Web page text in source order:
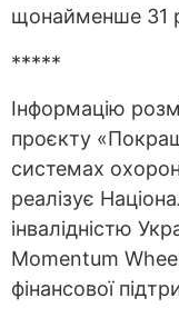
щонайменше 31
*****
Інформацію
проєкту
системах
реалізує
інвалідністю
Momentum
фінансової